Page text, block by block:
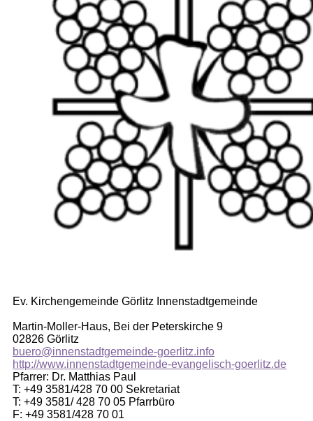
Ev. Kirchengemeinde Görlitz Innenstadtgemeinde
Martin-Moller-Haus, Bei der Peterskirche 9
02826 Görlitz
buero@innenstadtgemeinde-goerlitz.info
http://www.innenstadtgemeinde-evangelisch-goerlitz.de
Pfarrer: Dr. Matthias Paul
T: +49 3581/428 70 00 Sekretariat
T: +49 3581/ 428 70 05 Pfarrbüro
F: +49 3581/428 70 01